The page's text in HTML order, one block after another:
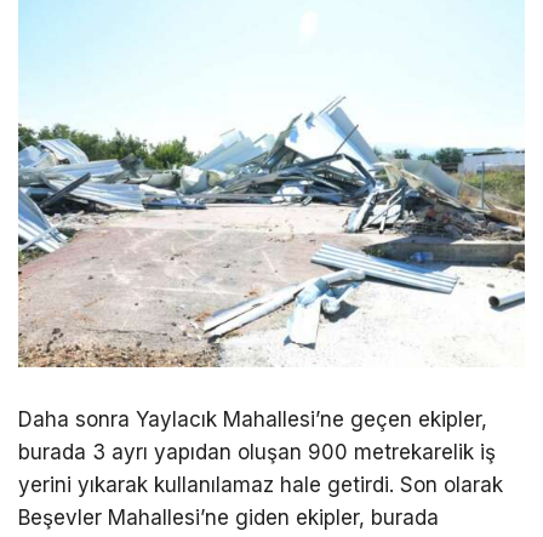
Daha sonra Yaylacık Mahallesi’ne geçen ekipler,
burada 3 ayrı yapıdan oluşan 900 metrekarelik iş
yerini yıkarak kullanılamaz hale getirdi. Son olarak
Beşevler Mahallesi’ne giden ekipler, burada